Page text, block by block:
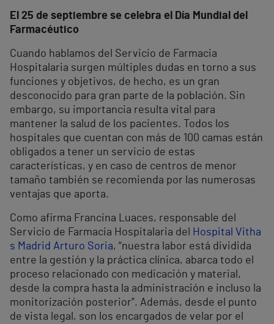
El 25 de septiembre se celebra el Día Mundial del
Farmacéutico
Cuando hablamos del Servicio de Farmacia
Hospitalaria surgen múltiples dudas en torno a sus
funciones y objetivos, de hecho, es un gran
desconocido para gran parte de la población. Sin
embargo, su importancia resulta vital para
mantener la salud de los pacientes. Todos los
hospitales que cuentan con más de 100 camas están
obligados a tener un servicio de estas
características, y en caso de centros de menor
tamaño también se recomienda por las numerosas
ventajas que aporta.
Como afirma Francina Luaces, responsable del
Servicio de Farmacia Hospitalaria del
Hospital Vitha
s Madrid Arturo Soria, “nuestra labor está dividida
entre la gestión y la práctica clínica, abarca todo el
proceso relacionado con medicación y material,
desde la compra hasta la administración e incluso la
monitorización posterior”. Además, desde el punto
de vista legal, son los encargados de velar por el